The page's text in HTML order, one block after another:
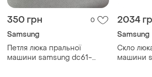
350 грн 0
Samsung
Петля люка пральної
машини samsung dc61-
2034
Samsung
Скло
машини